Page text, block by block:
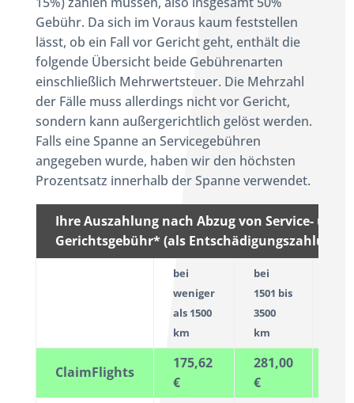
Gebühr. Da sich im Voraus kaum feststellen
lässt, ob ein Fall vor Gericht geht, enthält die
folgende Übersicht beide Gebührenarten
einschließlich Mehrwertsteuer. Die Mehrzahl
der Fälle muss allerdings nicht vor Gericht,
sondern kann außergerichtlich gelöst werden.
Falls eine Spanne an Servicegebühren
angegeben wurde, haben wir den höchsten
Prozentsatz innerhalb der Spanne verwendet.
Ihre Auszahlung nach Abzug von Service- und
Gerichtsgebühr* (als Entschädigungszahlung)
bei
weniger
als 1500
km
bei
1501 bis
3500
km
ClaimFlights
175,62
€
281,00
€